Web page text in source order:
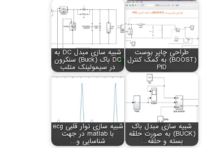
طراحی چاپر بوست
(BOOST) به کمک کنترل
PID
شبیه سازی مبدل DC به
DC باک (Buck) سنکرون
در سیمولینک متلب
شبیه سازی مبدل باک
(BUCK) به صورت حلقه
بسته و حلقه…
شبیه سازی نوار قلبی ecg
با matlab در جهت
شناسایی و…